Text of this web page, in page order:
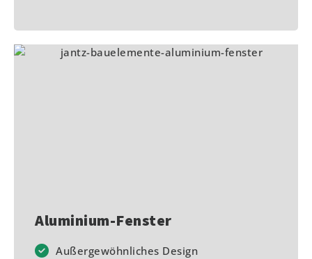
Aluminium-Fenster
Außergewöhnliches Design